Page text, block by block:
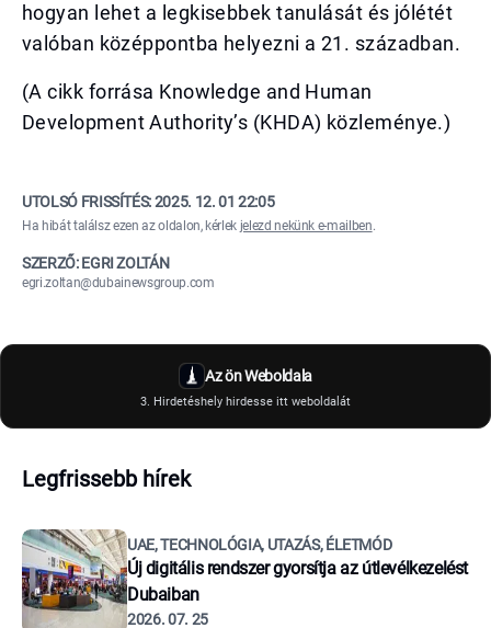
hogyan lehet a legkisebbek tanulását és jólétét
valóban középpontba helyezni a 21. században.
(A cikk forrása Knowledge and Human
Development Authority’s (KHDA) közleménye.)
UTOLSÓ FRISSÍTÉS:2025. 12. 01 22:05
Ha hibát találsz ezen az oldalon, kérlek jelezd nekünk e-mailben.
SZERZŐ: EGRI ZOLTÁN
egri.zoltan@dubainewsgroup.com
Az ön Weboldala
3. Hirdetéshely hirdesse itt weboldalát
Legfrissebb hírek
UAE, TECHNOLÓGIA, UTAZÁS, ÉLETMÓD
Új digitális rendszer gyorsítja az útlevélkezelést
Dubaiban
2026. 07. 25